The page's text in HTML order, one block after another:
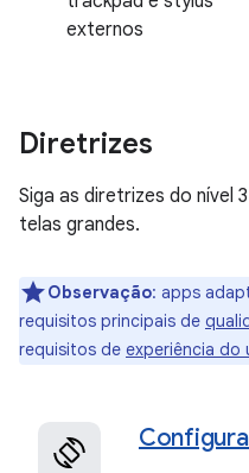
externos
Diretrizes
Siga as diretrizes do nível
telas grandes.
Observação: apps
requisitos principais de
requisitos de experiência do